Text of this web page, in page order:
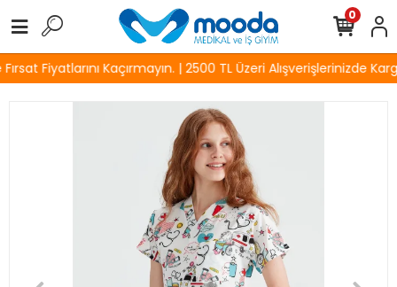
Fiyatlarını Kaçırmayın. | 2500 TL Üzeri Alışverişlerinizde
0